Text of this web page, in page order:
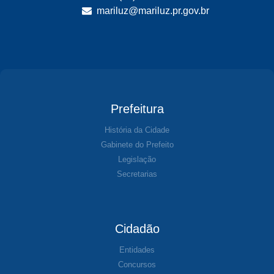
mariluz@mariluz.pr.gov.br
Prefeitura
História da Cidade
Gabinete do Prefeito
Legislação
Secretarias
Cidadão
Entidades
Concursos